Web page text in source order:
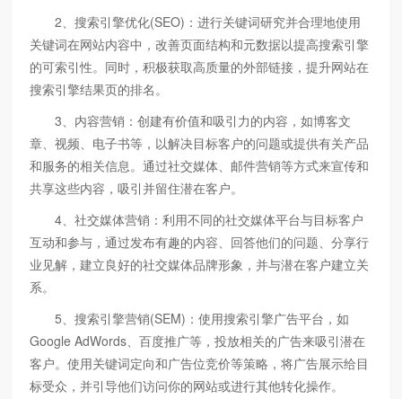
2、搜索引擎优化(SEO)：进行关键词研究并合理地使用
关键词在网站内容中，改善页面结构和元数据以提高搜索引擎
的可索引性。同时，积极获取高质量的外部链接，提升网站在
搜索引擎结果页的排名。
3、内容营销：创建有价值和吸引力的内容，如博客文
章、视频、电子书等，以解决目标客户的问题或提供有关产品
和服务的相关信息。通过社交媒体、邮件营销等方式来宣传和
共享这些内容，吸引并留住潜在客户。
4、社交媒体营销：利用不同的社交媒体平台与目标客户
互动和参与，通过发布有趣的内容、回答他们的问题、分享行
业见解，建立良好的社交媒体品牌形象，并与潜在客户建立关
系。
5、搜索引擎营销(SEM)：使用搜索引擎广告平台，如
Google AdWords、百度推广等，投放相关的广告来吸引潜在
客户。使用关键词定向和广告位竞价等策略，将广告展示给目
标受众，并引导他们访问你的网站或进行其他转化操作。